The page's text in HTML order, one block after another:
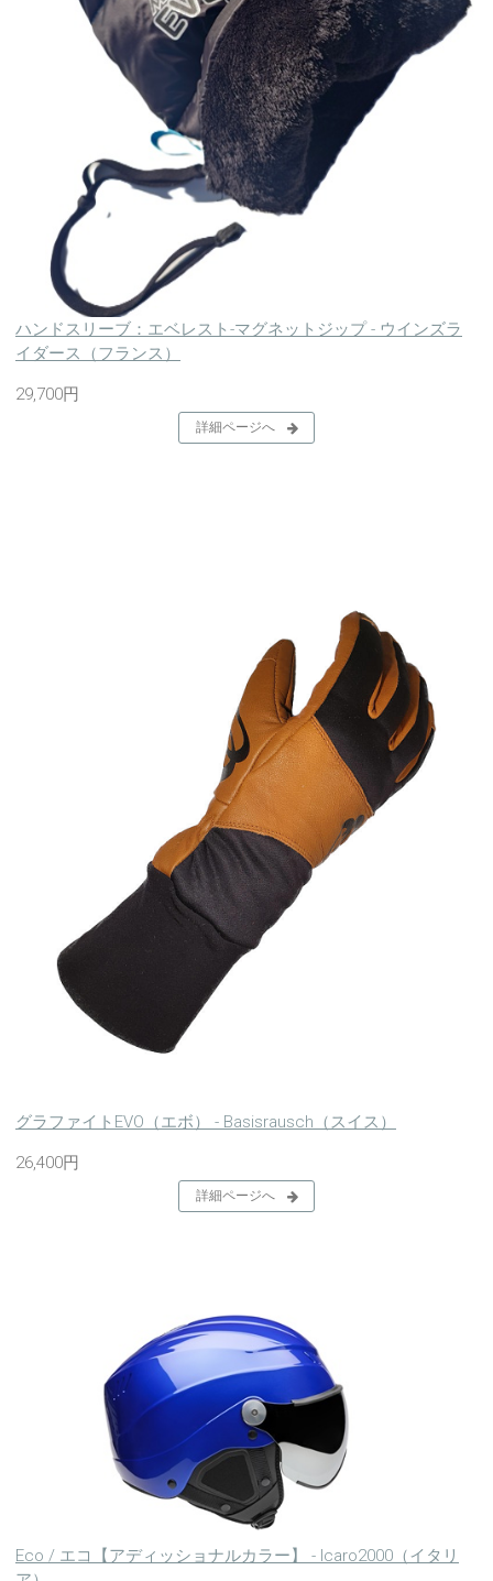
ハンドスリーブ：エベレスト-マグネットジップ - ウインズラ
イダース（フランス）
29,700円
詳細ページへ
グラファイトEVO（エボ） - Basisrausch（スイス）
26,400円
詳細ページへ
Eco / エコ【アディッショナルカラー】 - Icaro2000（イタリ